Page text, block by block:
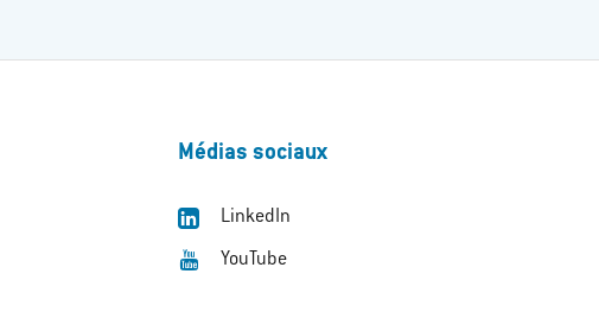
Médias sociaux
LinkedIn
YouTube